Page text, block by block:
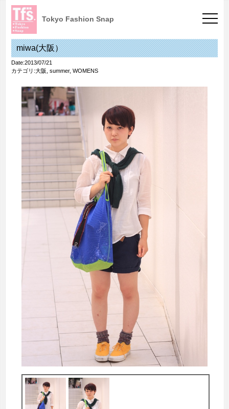
Tokyo Fashion Snap
miwa(大阪）
Date:2013/07/21
カテゴリ:大阪 summer, WOMENS